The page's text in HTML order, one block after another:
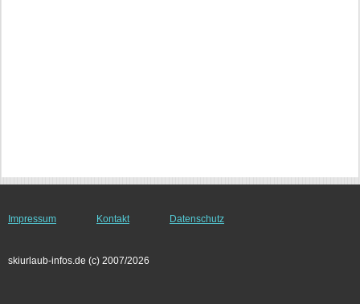
Impressum Kontakt Datenschutz
skiurlaub-infos.de (c) 2007/2026